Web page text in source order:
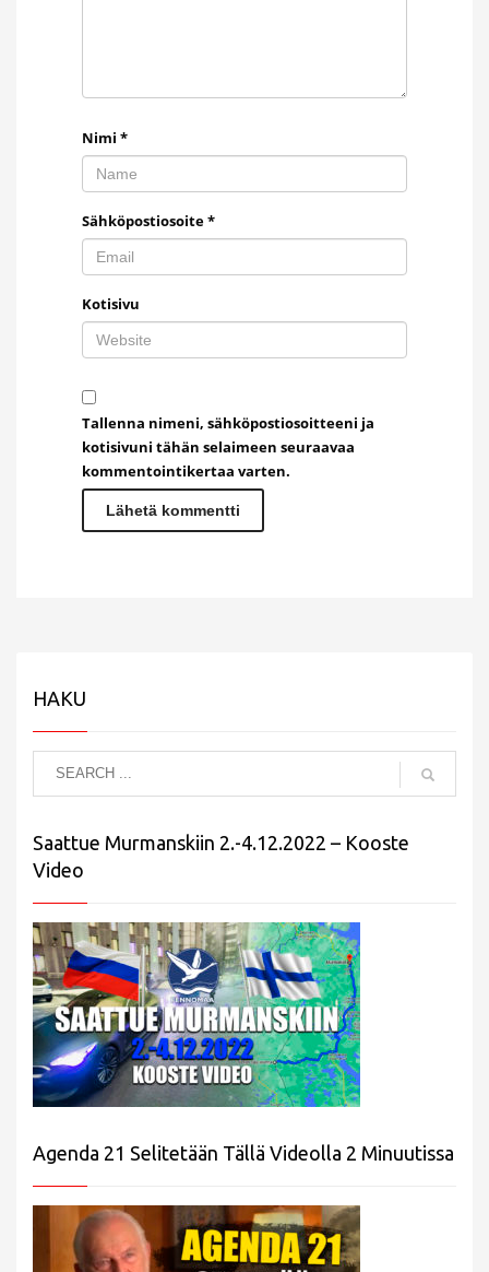
Nimi *
Sähköpostiosoite*
Kotisivu
Tallenna nimeni, sähköpostiosoitteeni ja
kotisivuni tähän selaimeen seuraavaa
kommentointikertaa varten.
HAKU
Saattue Murmanskiin 2.-4.12.2022 – Kooste
Video
Agenda 21 Selitetään Tällä Videolla 2 Minuutissa